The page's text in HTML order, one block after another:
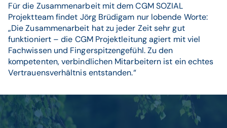
Für die Zusammenarbeit mit dem CGM SOZIAL
Projektteam findet Jörg Brüdigam nur lobende Worte:
„Die Zusammenarbeit hat zu jeder Zeit sehr gut
funktioniert – die CGM Projektleitung agiert mit viel
Fachwissen und Fingerspitzengefühl. Zu den
kompetenten, verbindlichen Mitarbeitern ist ein echtes
Vertrauensverhältnis entstanden.“